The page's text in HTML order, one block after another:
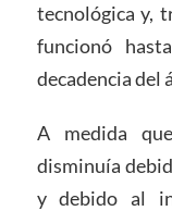
tecnológica y,
funcionó
decadencia del
A medida
disminuía
y debido al